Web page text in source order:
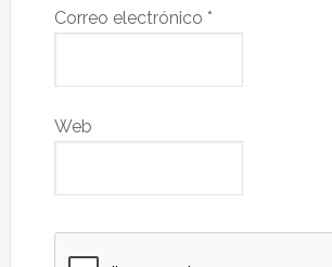
Correo electrónico *
Web